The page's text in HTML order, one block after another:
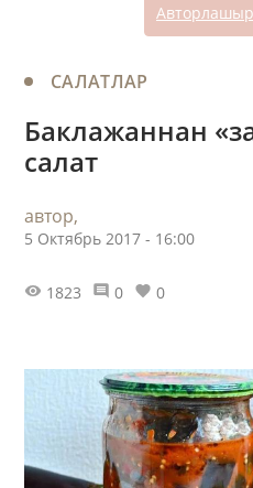
САЛАТЛАР
Баклажаннан
салат
автор,
5 Октябрь 2017 - 16:00
1823 0 0